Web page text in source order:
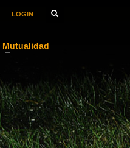
LOGIN
Mutualidad